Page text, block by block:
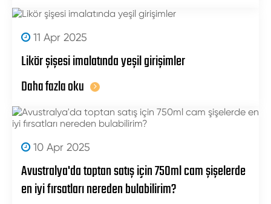
11 Apr 2025
Likör şişesi imalatında yeşil girişimler
Daha fazla oku
10 Apr 2025
Avustralya'da toptan satış için 750ml cam şişelerde
en iyi fırsatları nereden bulabilirim?